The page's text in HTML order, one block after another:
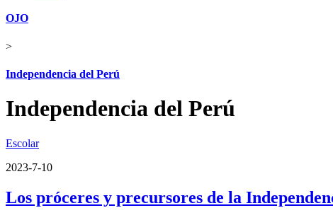
OJO
>
Independencia del Perú
Independencia del Perú
Escolar
2023-7-10
Los próceres y precursores de la